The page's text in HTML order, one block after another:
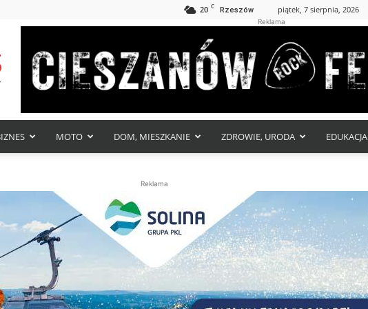
20 C Rzeszów piątek, 7 sierpnia, 2026
Reklama
MOTO DOM, MIESZKANIE ZDROWIE, URODA EDUKACJA
Reklama